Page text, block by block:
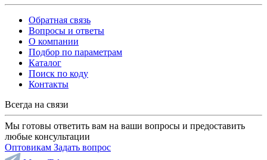
Обратная связь
Вопросы и ответы
О компании
Подбор по параметрам
Каталог
Поиск по коду
Контакты
Всегда на связи
Мы готовы ответить вам на ваши вопросы и предоставить
любые консультации
Оптовикам Задать вопрос